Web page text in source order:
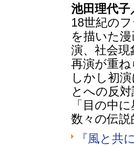
池田理代子
18世紀の
を描いた
演、社会
再演が重
しかし初
とへの反
「目の中
数々の伝
『風と共